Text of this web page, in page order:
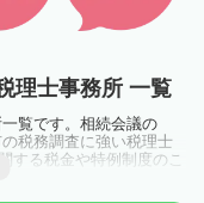
理士事務所 一覧
覧です。相続会議の
税務調査に強い税理士
する税金や特例制度のこ